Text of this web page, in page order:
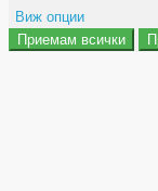
Виж опции
Препочитания за
Приемам всички